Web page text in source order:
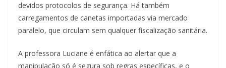
devidos protocolos de segurança. Há também
carregamentos de canetas importadas via mercado
paralelo, que circulam sem qualquer fiscalização sanitária.
A professora Luciane é enfática ao alertar que a
manipulação só é segura sob regras específicas, e o